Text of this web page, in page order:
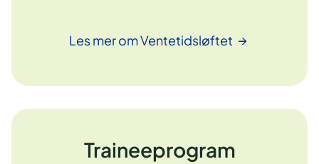
Les mer omVentetidsløftet
Traineeprogram